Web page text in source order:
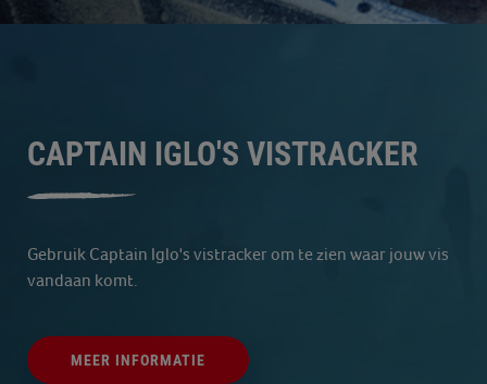
CAPTAIN IGLO'S VISTRACKER
Gebruik Captain Iglo's vistracker om te zien waar jouw vis
vandaan komt.
MEER INFORMATIE